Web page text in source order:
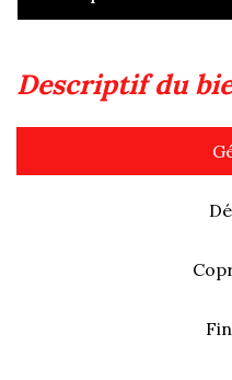
descriptif du